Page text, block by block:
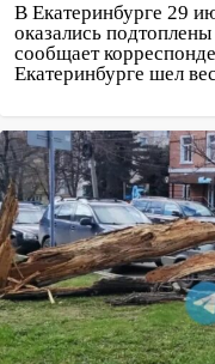
В Екатеринбурге 29
оказались
сообщает
Екатеринбурге шел